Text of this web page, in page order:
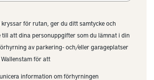
för rutan, ger du ditt samtycke och
till att dina personuppgifter som du lämnat i din
av parkering- och/eller garageplatser
för att
information om förhyrningen